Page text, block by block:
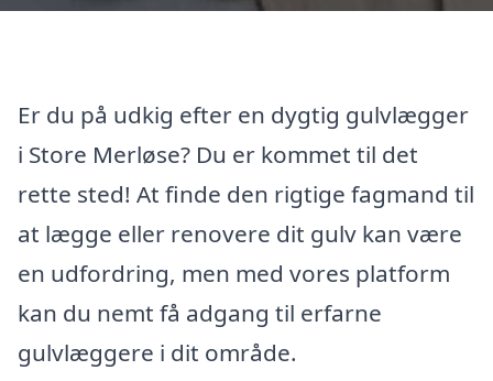
Er du på udkig efter en dygtig gulvlægger
i Store Merløse? Du er kommet til det
rette sted! At finde den rigtige fagmand til
at lægge eller renovere dit gulv kan være
en udfordring, men med vores platform
kan du nemt få adgang til erfarne
gulvlæggere i dit område.